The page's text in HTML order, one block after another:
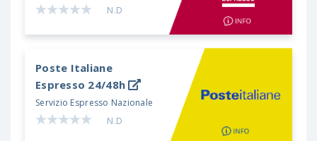
N.D
Poste Italiane
Espresso 24/48h
Servizio Espresso Nazionale
N.D